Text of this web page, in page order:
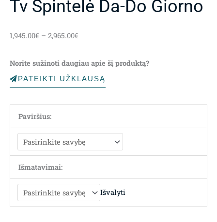
Tv Spintelė Da-Do Giorno
1,945.00€ – 2,965.00€
through
2,965.00€
Norite sužinoti daugiau apie šį produktą?
PATEIKTI UŽKLAUSĄ
Paviršius:
Išmatavimai:
Išvalyti